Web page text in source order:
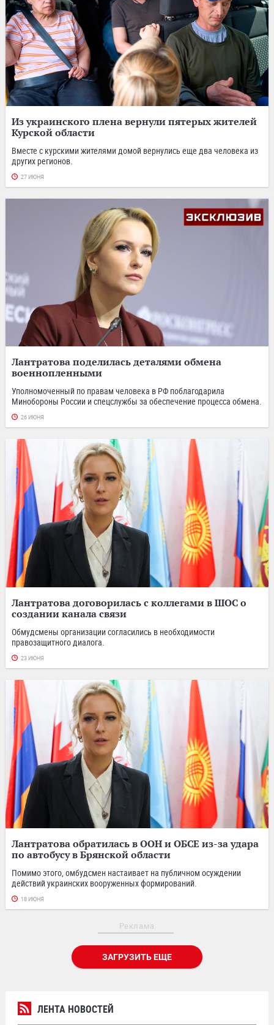
Из украинского плена вернули пятерых жителей
Курской области
Вместе с курскими жителями домой вернулись еще два человека из
других регионов.
27 ИЮНЯ
Лантратова поделилась деталями обмена
военнопленными
Уполномоченный по правам человека в РФ поблагодарила
Минобороны России и спецслужбы за обеспечение процесса обмена.
26 ИЮНЯ
Лантратова договорилась с коллегами в ШОС о
создании канала связи
Обмудсмены организации согласились в необходимости
правозащитного диалога.
23 ИЮНЯ
Лантратова обратилась в ООН и ОБСЕ из-за удара
по автобусу в Брянской области
Помимо этого, омбудсмен настаивает на публичном осуждении
действий украинских вооруженных формирований.
18 ИЮНЯ
Реклама
ЗАГРУЗИТЬ ЕЩЕ
ЛЕНТА НОВОСТЕЙ